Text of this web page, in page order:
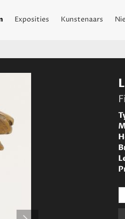
Exposities Kunstenaars